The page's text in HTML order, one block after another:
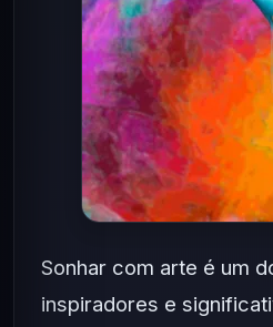
Sonhar com arte é um
inspiradores e